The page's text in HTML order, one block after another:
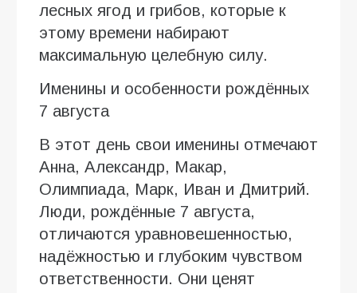
лесных ягод и грибов, которые к
этому времени набирают
максимальную целебную силу.
Именины и особенности рождённых
7 августа
В этот день свои именины отмечают
Анна, Александр, Макар,
Олимпиада, Марк, Иван и Дмитрий.
Люди, рождённые 7 августа,
отличаются уравновешенностью,
надёжностью и глубоким чувством
ответственности. Они ценят